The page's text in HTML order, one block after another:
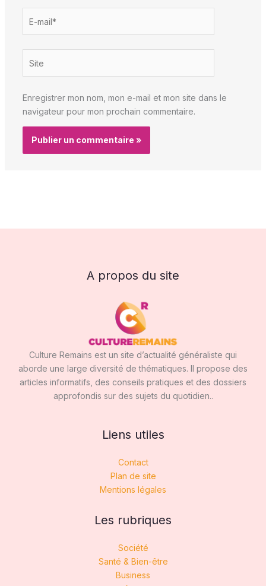
mail*
Enregistrer mon nom, mon e-mail et mon site dans le
navigateur pour mon prochain commentaire.
A propos du site
Culture Remains est un site d’actualité généraliste qui
aborde une large diversité de thématiques. Il propose des
articles informatifs, des conseils pratiques et des dossiers
approfondis sur des sujets du quotidien..
Liens utiles
Contact
Plan de site
Mentions légales
Les rubriques
Société
Santé & Bien-être
Business